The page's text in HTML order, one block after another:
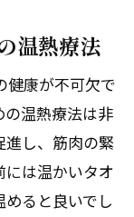
温熱療法
健康が不可欠で
の温熱療法は非
進し、筋肉の緊
は温かいタオ
ると良いでし